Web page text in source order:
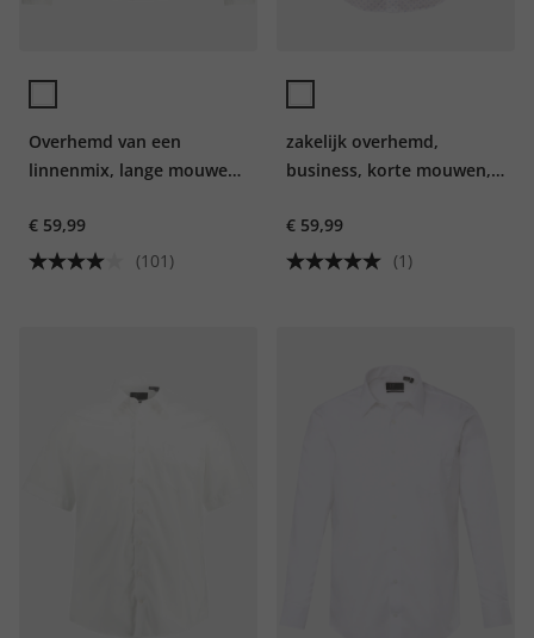
Overhemd van een
linnenmix, lange mouwen,
modern fit
€ 59,99
(101)
zakelijk overhemd,
business, korte mouwen,
Modern Fit, haaienkraag,
tot 8XL
€ 59,99
(1)